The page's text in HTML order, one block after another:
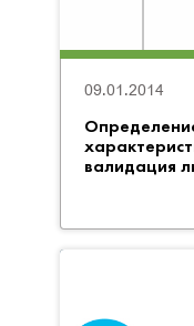
валидация
09.01.2014